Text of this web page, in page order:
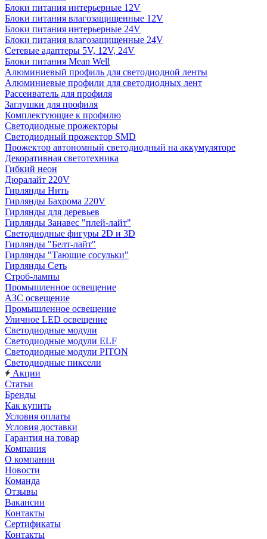
Блоки питания интерьерные 12V
Блоки питания влагозащищенные 12V
Блоки питания интерьерные 24V
Блоки питания влагозащищенные 24V
Сетевые адаптеры 5V, 12V, 24V
Блоки питания Mean Well
Алюминиевый профиль для светодиодной ленты
Алюминиевые профили для светодиодных лент
Рассеиватель для профиля
Заглушки для профиля
Комплектующие к профилю
Светодиодные прожекторы
Светодиодный прожектор SMD
Прожектор автономный светодиодный на аккумуляторе
Декоративная светотехника
Гибкий неон
Дюралайт 220V
Гирлянды Нить
Гирлянды Бахрома 220V
Гирлянды для деревьев
Гирлянды Занавес "плей-лайт"
Светодиодные фигуры 2D и 3D
Гирлянды "Белт-лайт"
Гирлянды "Тающие сосульки"
Гирлянды Сеть
Строб-лампы
Промышленное освещение
АЗС освещение
Промышленное освещение
Уличное LED освещение
Светодиодные модули
Светодиодные модули ELF
Светодиодные модули PITON
Светодиодные пиксели
Акции
Статьи
Бренды
Как купить
Условия оплаты
Условия доставки
Гарантия на товар
Компания
О компании
Новости
Команда
Отзывы
Вакансии
Контакты
Сертификаты
Контакты